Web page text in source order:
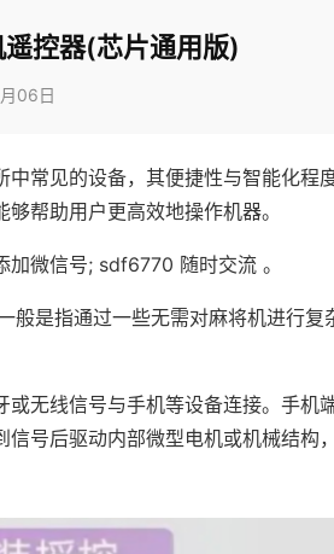
控器(芯片通用版)
06日
中常见的设备，其便捷性与智能化程
帮助用户更高效地操作机器。
微信号; sdf6770 随时交流 。
般是指通过一些无需对麻将机进行复
无线信号与手机等设备连接。手机
号后驱动内部微型电机或机械结构